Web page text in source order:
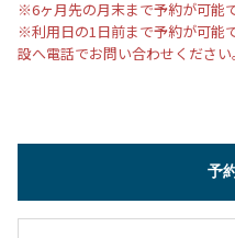
※6ヶ月先の月末まで予約が可能で
※利用日の1日前まで予約が可能
設へ電話でお問い合わせください。
予